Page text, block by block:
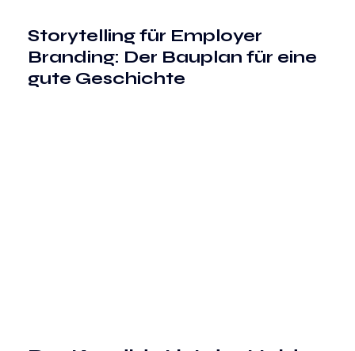
Storytelling für Employer
Branding: Der Bauplan für eine
gute Geschichte